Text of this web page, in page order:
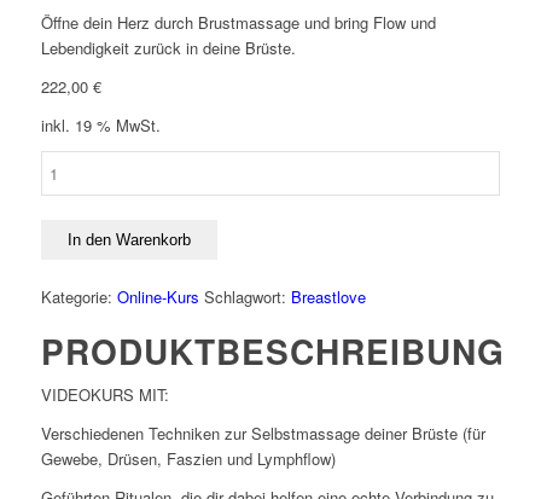
Öffne dein Herz durch Brustmassage und bring Flow und
Lebendigkeit zurück in deine Brüste.
222,00 €
inkl. 19 % MwSt.
In den Warenkorb
Kategorie: Online-Kurs Schlagwort: Breastlove
PRODUKTBESCHREIBUNG
VIDEOKURS MIT:
Verschiedenen Techniken zur Selbstmassage deiner Brüste (für
Gewebe, Drüsen, Faszien und Lymphflow)